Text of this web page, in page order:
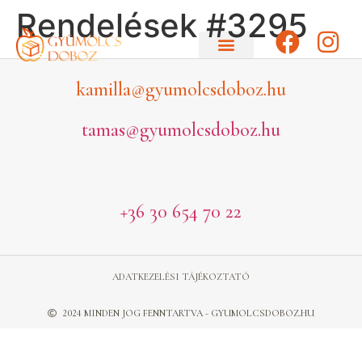
Rendelések #3295
kamilla@gyumolcsdoboz.hu
tamas@gyumolcsdoboz.hu
+36 30 654 70 22
2024 MINDEN JOG FENNTARTVA - GYUMOLCSDOBOZ.HU
ADATKEZELÉSI TÁJÉKOZTATÓ